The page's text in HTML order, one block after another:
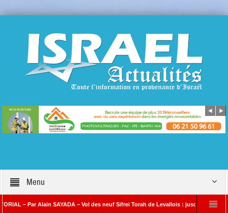
Menu
Alain SAYADA – Vol des neuf Sifrei Torah de Levallois : jusqu’à quand le silence ?